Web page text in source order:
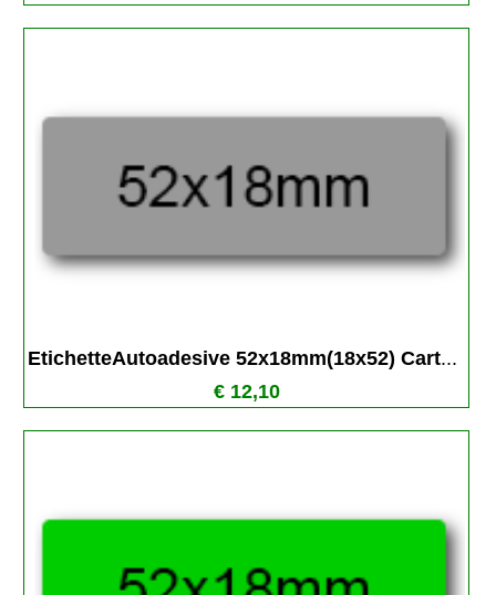
EtichetteAutoadesive 52x18mm(18x52) Cart...
€ 12,10